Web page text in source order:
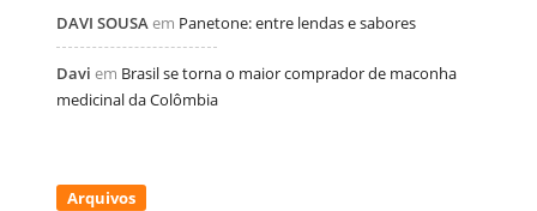
DAVI SOUSAem Panetone: entre lendas e sabores
Davi em Brasil se torna o maior comprador de maconha
medicinal da Colômbia
Arquivos